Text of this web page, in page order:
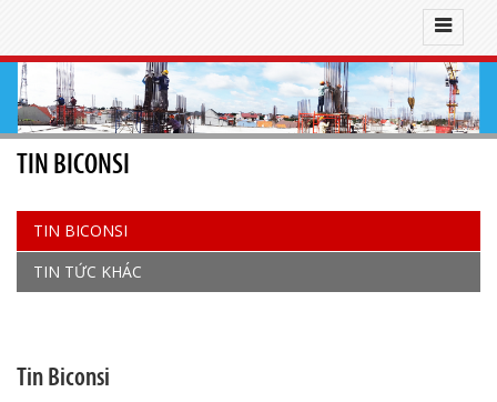
TIN BICONSI
TIN BICONSI
TIN TỨC KHÁC
Tin Biconsi